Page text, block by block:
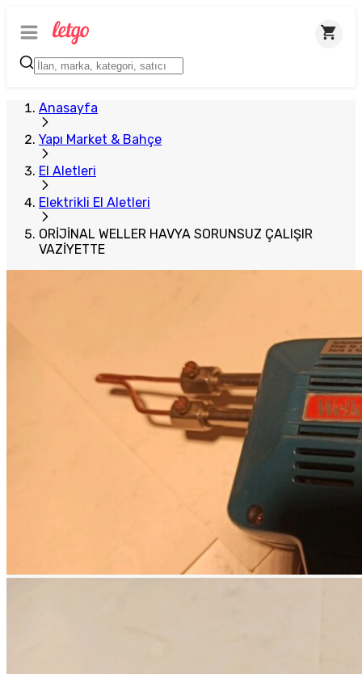
Anasayfa
Yapı Market & Bahçe
El Aletleri
Elektrikli El Aletleri
ORİJİNAL WELLER HAVYA SORUNSUZ ÇALIŞIR
VAZİYETTE